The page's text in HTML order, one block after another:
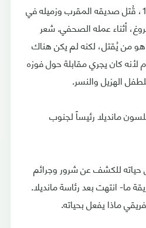
وفي أبريل/نيسان عام 1994، قُتل صديقه المقرب وزميله في
أثناء عمله الصحفي. شعر
هو من يُقتل، لكنه لم يكن هناك
كان يجري مقابلة حول فوزه
الهزيل والنسر.
مانديلا رئيساً لجنوب
للكشف عن شرور وجرائم
ما- انتهت بعد رئاسة مانديلا.
ماذا يفعل بحياته.